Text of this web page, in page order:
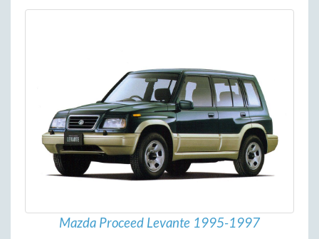
Mazda Proceed Levante 1995-1997